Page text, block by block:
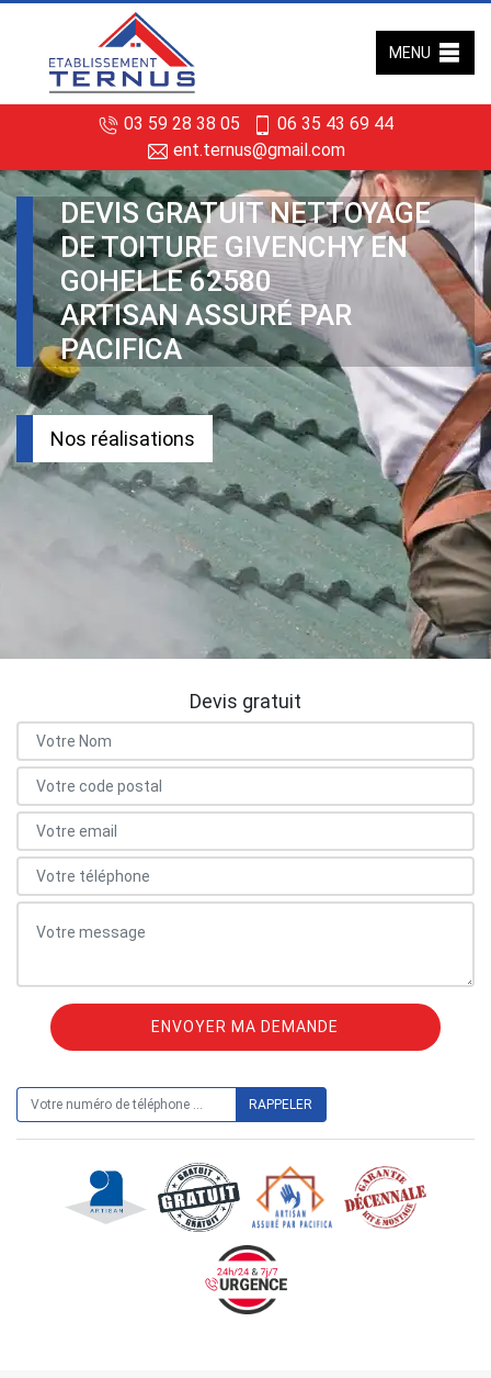
03 59 28 38 05
06 35 43 69 44
ent.ternus@gmail.com
MENU
DEVIS GRATUIT NETTOYAGE
DE TOITURE GIVENCHY EN
GOHELLE 62580
ARTISAN ASSURÉ PAR
PACIFICA
Nos réalisations
Devis gratuit